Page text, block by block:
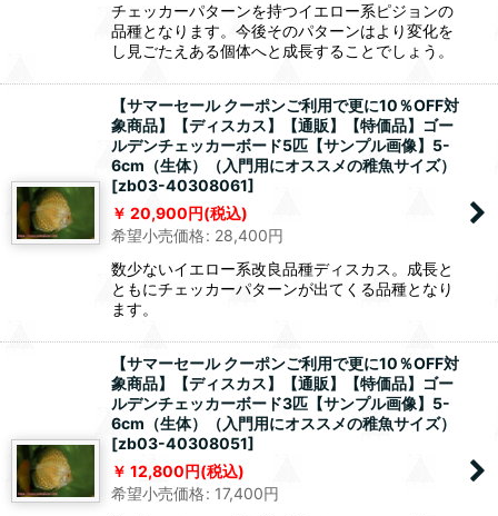
チェッカーパターンを持つイエロー系ピジョンの
品種となります。今後そのパターンはより変化を
し見ごたえある個体へと成長することでしょう。
【サマーセール クーポンご利用で更に10％OFF対
象商品】【ディスカス】【通販】【特価品】ゴー
ルデンチェッカーボード5匹【サンプル画像】5-
6cm（生体）（入門用にオススメの稚魚サイズ）
[zb03-40308061]
20,900円(税込)
希望小売価格: 28,400円
数少ないイエロー系改良品種ディスカス。成長と
ともにチェッカーパターンが出てくる品種となり
ます。
【サマーセール クーポンご利用で更に10％OFF対
象商品】【ディスカス】【通販】【特価品】ゴー
ルデンチェッカーボード3匹【サンプル画像】5-
6cm（生体）（入門用にオススメの稚魚サイズ）
[zb03-40308051]
12,800円(税込)
希望小売価格: 17,400円